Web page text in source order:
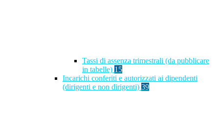
Tassi di assenza trimestrali (da pubblicare
in tabelle) 15
Incarichi conferiti e autorizzati ai dipendenti
(dirigenti e non dirigenti) 39